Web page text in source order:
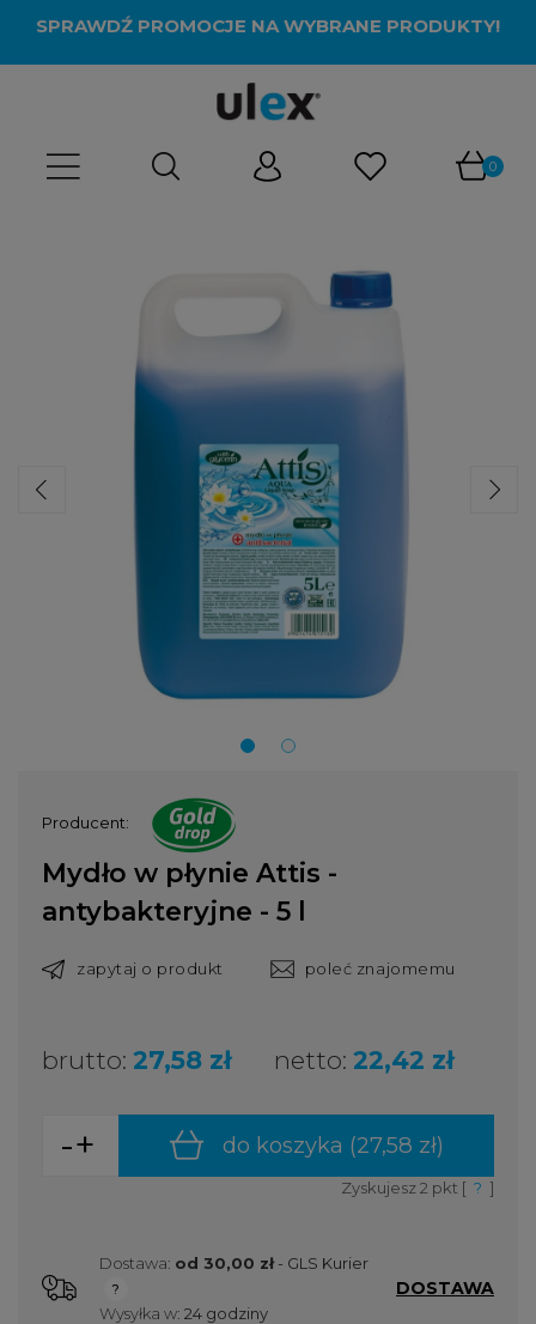
SPRAWDŹ PROMOCJE NA WYBRANE PRODUKTY!
Producent:
Mydło w płynie Attis -
antybakteryjne - 5 l
zapytaj o produkt poleć znajomemu
brutto: 27,58 zł netto: 22,42 zł
+
- do koszyka (27,58 zł)
Zyskujesz2 pkt [ ? ]
Dostawa: od 30,00 zł - GLS Kurier
Cena nie zawiera ewentualnych kosztów płatności
Wysyłka w: 24 godziny
DOSTAWA